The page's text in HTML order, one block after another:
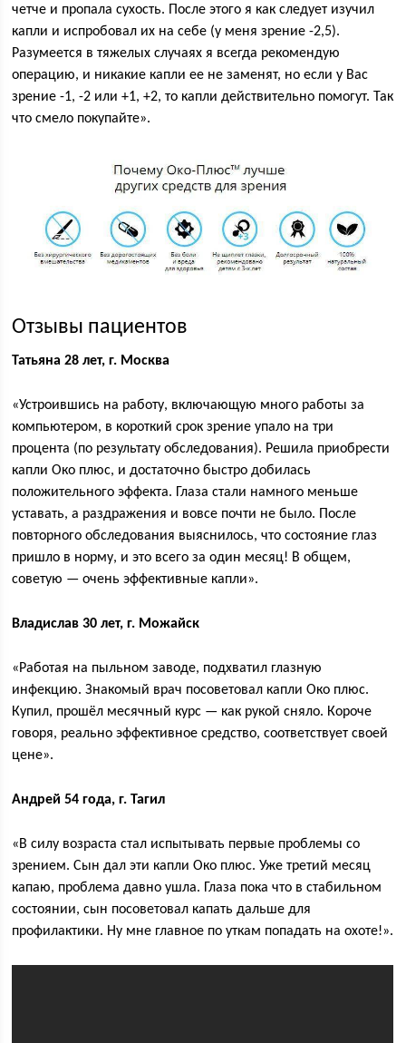
четче и пропала сухость. После этого я как следует изучил
капли и испробовал их на себе (у меня зрение -2,5).
Разумеется в тяжелых случаях я всегда рекомендую
операцию, и никакие капли ее не заменят, но если у Вас
зрение -1, -2 или +1, +2, то капли действительно помогут. Так
что смело покупайте».
Отзывы пациентов
Татьяна 28 лет, г. Москва
«Устроившись на работу, включающую много работы за
компьютером, в короткий срок зрение упало на три
процента (по результату обследования). Решила приобрести
капли Око плюс, и достаточно быстро добилась
положительного эффекта. Глаза стали намного меньше
уставать, а раздражения и вовсе почти не было. После
повторного обследования выяснилось, что состояние глаз
пришло в норму, и это всего за один месяц! В общем,
советую — очень эффективные капли».
Владислав 30 лет, г. Можайск
«Работая на пыльном заводе, подхватил глазную
инфекцию. Знакомый врач посоветовал капли Око плюс.
Купил, прошёл месячный курс — как рукой сняло. Короче
говоря, реально эффективное средство, соответствует своей
цене».
Андрей 54 года, г. Тагил
«В силу возраста стал испытывать первые проблемы со
зрением. Сын дал эти капли Око плюс. Уже третий месяц
капаю, проблема давно ушла. Глаза пока что в стабильном
состоянии, сын посоветовал капать дальше для
профилактики. Ну мне главное по уткам попадать на охоте!».